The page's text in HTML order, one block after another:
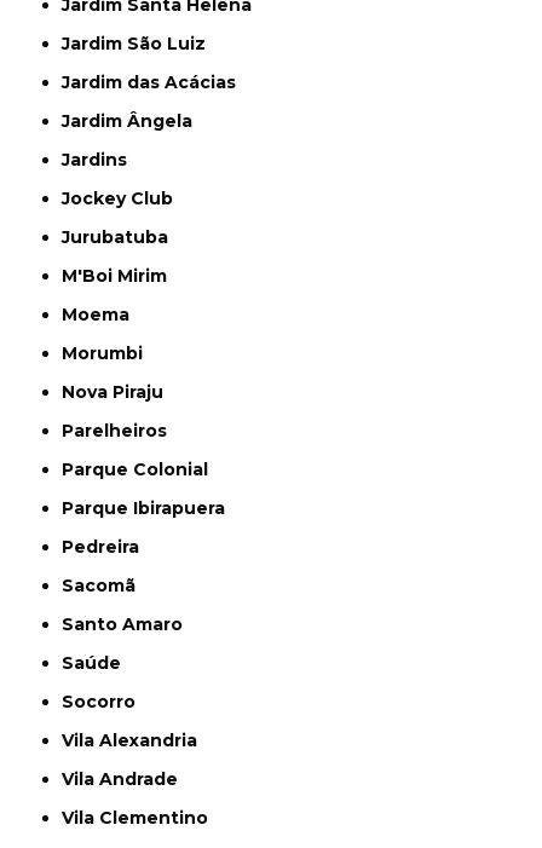
Jardim Santa Helena
Jardim São Luiz
Jardim das Acácias
Jardim Ângela
Jardins
Jockey Club
Jurubatuba
M'Boi Mirim
Moema
Morumbi
Nova Piraju
Parelheiros
Parque Colonial
Parque Ibirapuera
Pedreira
Sacomã
Santo Amaro
Saúde
Socorro
Vila Alexandria
Vila Andrade
Vila Clementino